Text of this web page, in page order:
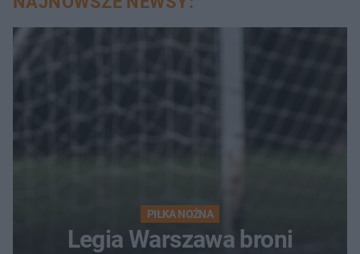
PIŁKA NOŻNA
Legia Warszawa broni